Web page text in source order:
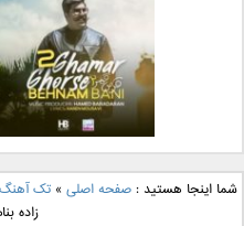
دانلود آهنگ جدید مهدی
یراحی بنام اسرار
دانلود آهنگ جدید بهنام
بانی بنام قرص قمر 2 شما اینجا هستید :صفحه اصلی »تک آهنگ
زاده